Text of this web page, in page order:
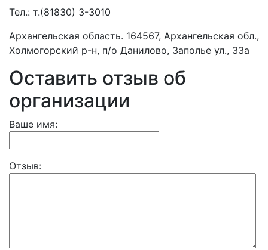
Тел.: т.(81830) 3-3010
Архангельская область. 164567, Архангельская обл.,
Холмогорский р-н, п/о Данилово, Заполье ул., 33а
Оставить отзыв об
организации
Ваше имя:
Отзыв: